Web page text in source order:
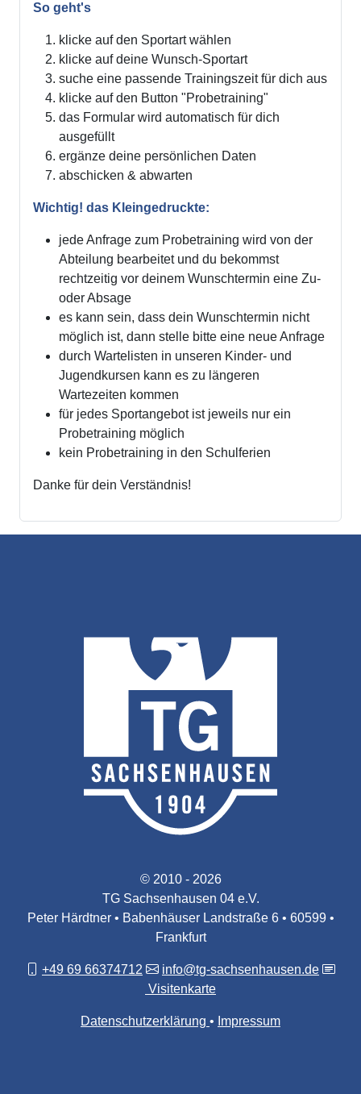
So geht's
klicke auf den Sportart wählen
klicke auf deine Wunsch-Sportart
suche eine passende Trainingszeit für dich aus
klicke auf den Button "Probetraining"
das Formular wird automatisch für dich
ausgefüllt
ergänze deine persönlichen Daten
abschicken & abwarten
Wichtig! das Kleingedruckte:
jede Anfrage zum Probetraining wird von der
Abteilung bearbeitet und du bekommst
rechtzeitig vor deinem Wunschtermin eine Zu-
oder Absage
es kann sein, dass dein Wunschtermin nicht
möglich ist, dann stelle bitte eine neue Anfrage
durch Wartelisten in unseren Kinder- und
Jugendkursen kann es zu längeren
Wartezeiten kommen
für jedes Sportangebot ist jeweils nur ein
Probetraining möglich
kein Probetraining in den Schulferien
Danke für dein Verständnis!
© 2010 - 2026
TG Sachsenhausen 04 e.V.
Peter Härdtner • Babenhäuser Landstraße 6 • 60599 •
Frankfurt
+49 69 66374712
info@tg-sachsenhausen.de
Visitenkarte
Datenschutzerklärung Impressum